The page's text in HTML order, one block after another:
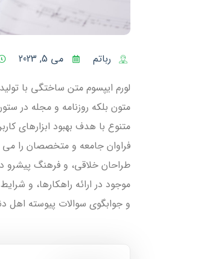
رباتم می 5, 2023
لورم ایپسوم متن ساختگی با
متون بلکه روزنامه و مجله در
متنوع با هدف بهبود ابزارهای
فراوان جامعه و متخصصان را می
طراحان خلاقی، و فرهنگ پیشرو
موجود در ارائه راهکارها، و
و جوابگوی سوالات پیوسته اهل